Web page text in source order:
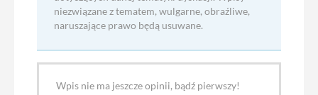
niezwiązane z tematem, wulgarne, obraźliwe,
naruszające prawo będą usuwane.
Wpis nie ma jeszcze opinii, bądź pierwszy!